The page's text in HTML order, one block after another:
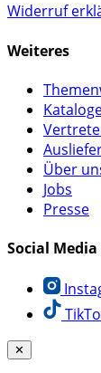
Widerruf
Weiteres
Über
Jobs
Presse
Social Media
✕